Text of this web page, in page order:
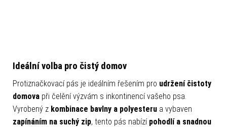
Ideální volba pro čistý domov
Protiznačkovací pás je ideálním řešením pro udržení čistoty
domova při čelění výzvám s inkontinencí vašeho psa.
Vyrobený z kombinace bavlny a polyesteru a vybaven
zapínáním na suchý zip, tento pás nabízí pohodlí a snadnou